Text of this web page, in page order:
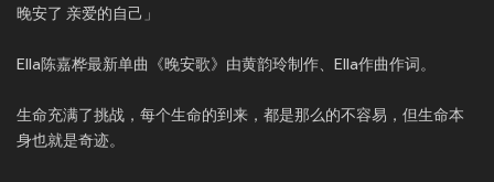
晚安了 亲爱的自己」
Ella陈嘉桦最新单曲《晚安歌》由黄韵玲制作、Ella作曲作词。
生命充满了挑战，每个生命的到来，都是那么的不容易，但生命本
身也就是奇迹。